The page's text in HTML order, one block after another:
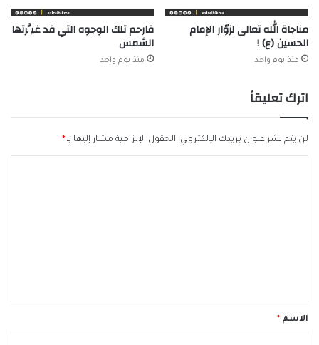
مناجاة الله تعالى لزوّار الإمام
الحسين (ع) !
منذ يوم واحد
فارحم تلك الوجوه التي قد غيَّرتها
الشمس
منذ يوم واحد
اترك تعليقاً
لن يتم نشر عنوان بريدك الإلكتروني. الحقول الإلزامية مشار إليها بـ *
*الاسم *